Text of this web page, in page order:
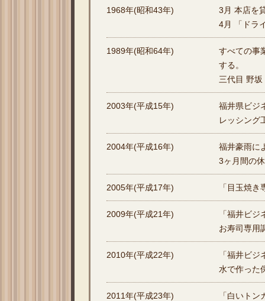
1968年(昭和43年)
3月 本店を
4月 「ドラ
1989年(昭和64年)
すべての事
する。
三代目 野
2003年(平成15年)
福井県ビジ
レッシング
2004年(平成16年)
福井豪雨に
3ヶ月間の
2005年(平成17年) 「目玉焼
2009年(平成21年)
「福井ビ
お寿司専用
2010年(平成22年)
「福井ビ
水で作った
2011年(平成23年) 「白いト